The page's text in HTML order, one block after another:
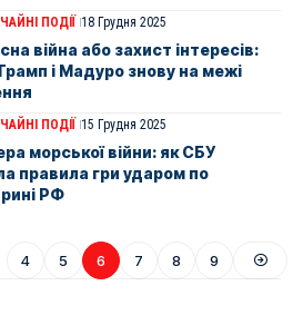
ПОДІЇ 18 Грудня 2025
війна або захист інтересів:
і Мадуро знову на межі
ПОДІЇ 15 Грудня 2025
морської війни: як СБУ
правила гри ударом по
РФ
4 5 6 7 8 9